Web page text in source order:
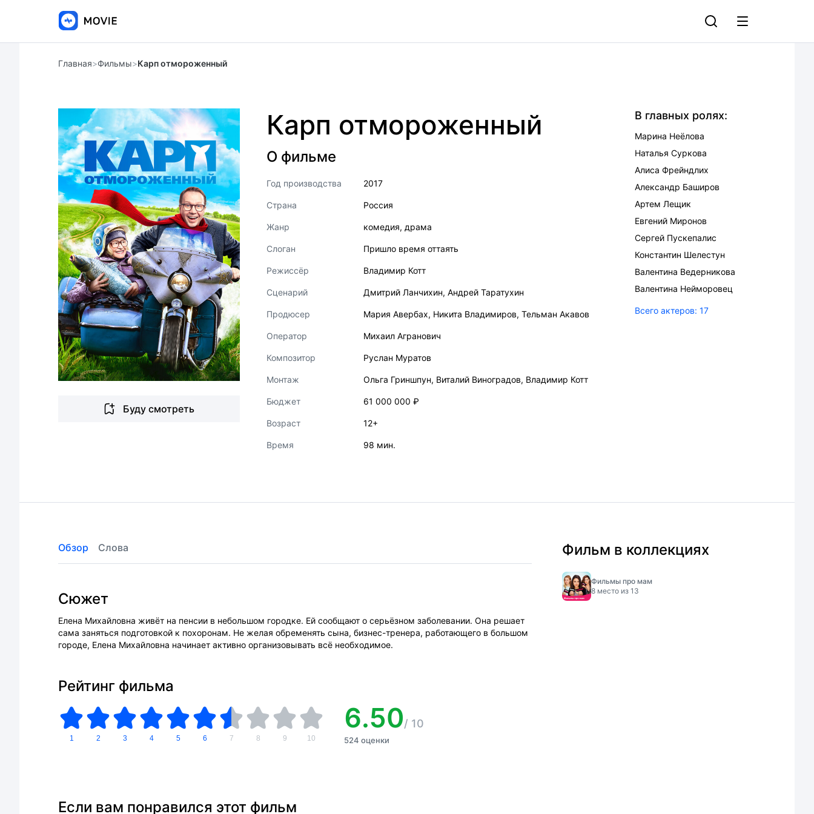
Главная>Фильмы>Карп отмороженный
Буду смотреть
Карп отмороженный
О фильме
Год производства 2017
Страна Россия
Жанр комедия, драма
Слоган Пришло время оттаять
Режиссёр Владимир Котт
Сценарий Дмитрий Ланчихин, Андрей Таратухин
Продюсер Мария Авербах, Никита Владимиров, Тельман Акавов
Оператор Михаил Агранович
Композитор Руслан Муратов
Монтаж Ольга Гриншпун, Виталий Виноградов, Владимир Котт
Бюджет 61 000 000 ₽
Возраст 12+
Время 98 мин.
В главных ролях:
Марина Неёлова
Наталья Суркова
Алиса Фрейндлих
Александр Баширов
Артем Лещик
Евгений Миронов
Сергей Пускепалис
Константин Шелестун
Валентина Ведерникова
Валентина Нейморовец
Всего актеров: 17
Обзор Слова
Сюжет
Елена Михайловна живёт на пенсии в небольшом городке. Ей сообщают о серьёзном заболевании. Она решает
сама заняться подготовкой к похоронам. Не желая обременять сына, бизнес-тренера, работающего в большом
городе, Елена Михайловна начинает активно организовывать всё необходимое.
Рейтинг фильма
1 2 3 4 5 6 7 8 9 10
6.50/ 10
524 оценки
Если вам понравился этот фильм
Фильм в коллекциях
Фильмы про мам
8 место из 13